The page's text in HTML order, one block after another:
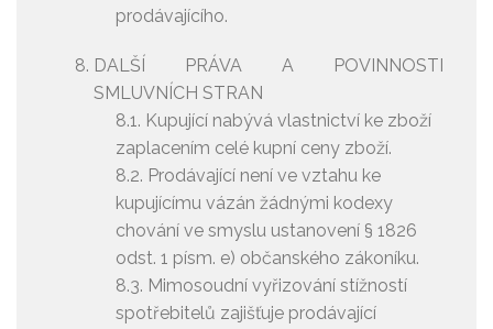
prodávajícího.
DALŠÍ PRÁVA A POVINNOSTI
SMLUVNÍCH STRAN
8.1. Kupující nabývá vlastnictví ke zboží
zaplacením celé kupní ceny zboží.
8.2. Prodávající není ve vztahu ke
kupujícímu vázán žádnými kodexy
chování ve smyslu ustanovení § 1826
odst. 1 písm. e) občanského zákoníku.
8.3. Mimosoudní vyřizování stížností
spotřebitelů zajišťuje prodávající